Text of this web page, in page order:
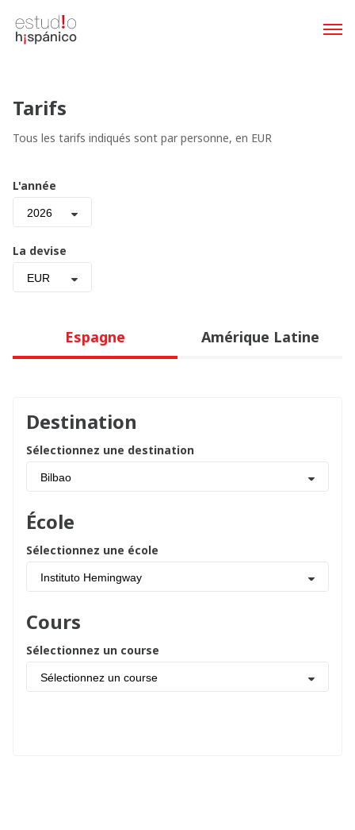
Tarifs
Tous les tarifs indiqués sont par personne, en EUR
L'année
2026
La devise
EUR
Espagne Amérique Latine
Destination
Sélectionnez une destination
Bilbao
École
Sélectionnez une école
Instituto Hemingway
Cours
Sélectionnez un course
Sélectionnez un course